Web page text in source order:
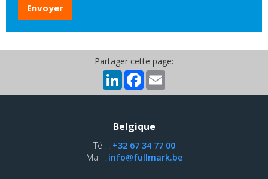
Partager cette page:
LinkedInFacebook
Belgique
Tél. : +32 67 34 77 00
Mail : info@fullmark.be